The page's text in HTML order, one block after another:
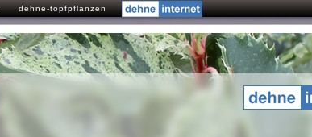
dehne-topfpflanzen